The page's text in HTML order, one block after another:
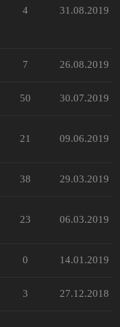
4 31.08.2019
7 26.08.2019
50 30.07.2019
21 09.06.2019
38 29.03.2019
23 06.03.2019
0 14.01.2019
3 27.12.2018